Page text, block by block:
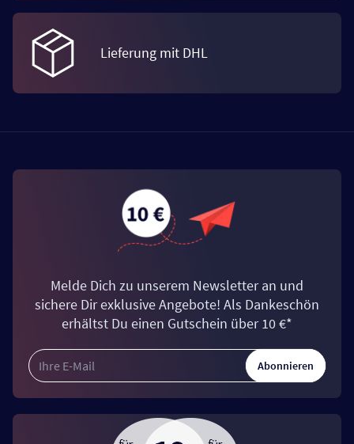
Lieferung mit DHL
Melde Dich zu unserem Newsletter an und
sichere Dir exklusive Angebote! Als Dankeschön
erhältst Du einen Gutschein über 10 €*
Abonnieren